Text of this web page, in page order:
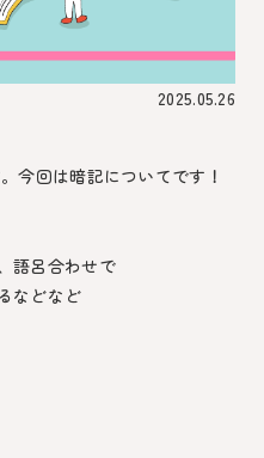
2025.05.26
今回は暗記についてです！
語呂合わせで
などなど